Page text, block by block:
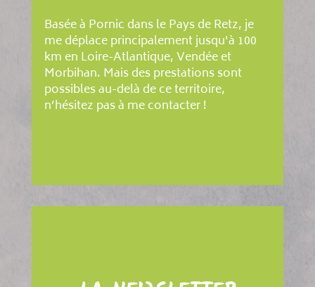
Basée à Pornic dans le Pays de Retz, je
me déplace principalement jusqu'à 100
km en Loire-Atlantique, Vendée et
Morbihan. Mais des prestations sont
possibles au-delà de ce territoire,
n’hésitez pas à me contacter !